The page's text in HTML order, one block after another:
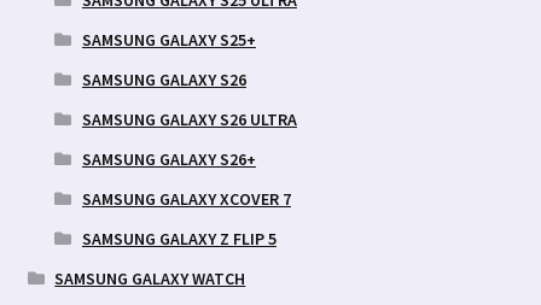
SAMSUNG GALAXY S25+
SAMSUNG GALAXY S26
SAMSUNG GALAXY S26 ULTRA
SAMSUNG GALAXY S26+
SAMSUNG GALAXY XCOVER 7
SAMSUNG GALAXY Z FLIP 5
SAMSUNG GALAXY WATCH